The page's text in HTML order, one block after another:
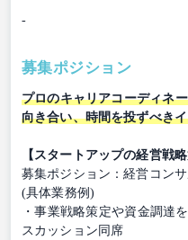
-
募集ポジション
プロのキャリアコーディネ
向き合い、時間を投ずべき
【スタートアップの経営戦
募集ポジション：経営コンサ
(具体業務例)
・事業戦略策定や資金調達
スカッション同席